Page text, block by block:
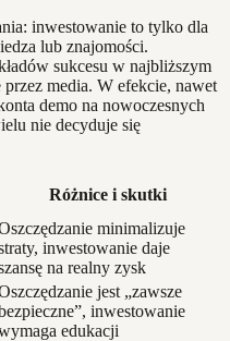
inwestowanie to tylko dla
lub znajomości.
sukcesu w najbliższym
przez media. W efekcie, nawet
demo na nowoczesnych
nie decyduje się
Różnice i skutki
minimalizuje
inwestowanie daje
na realny zysk
jest „zawsze
inwestowanie
edukacji